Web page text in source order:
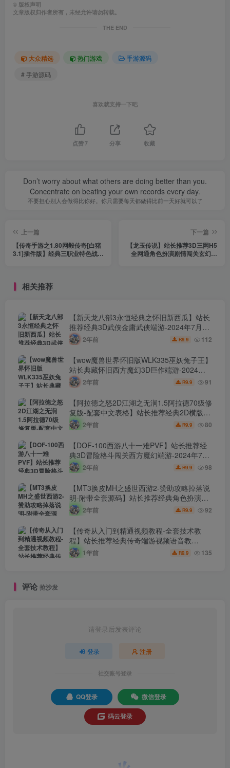
© 版权声明
文章版权归作者所有，未经允许请勿转载。
THE END
大众精选 热门游戏
手游源码
# 手游源码
喜欢就支持一下吧
点赞7 分享 收藏
Don’t worry about what others are doing better than you.
Concentrate on beating your own records every day.
不要担心别人会做得比你好。你只需要每天都做得比前一天好就可以了
上一篇
【传奇手游之1.80网毅传奇[白猪
3.1]插件版】经典三职业特色战神
后台-GM直冲网页后台-安卓苹果
下一篇
【龙玉传说】站长推荐3D三网H5
全网通角色扮演剧情闯关玄幻仙
相关推荐
【新天龙八部3永恒经典之怀旧新西瓜】站长
推荐经典3D武侠金庸武侠端游-2024年7月24
日最新打包Linux服务端源码视频架设教程-完
整PC客户端-配套GM工具！
2年前 R9.9 112
【wow魔兽世界怀旧版WLK335巫妖兔子王】
站长典藏怀旧西方魔幻3D巨作端游-2024年7
月24日最新打包Win服务端源码视频架设教
程-网页注册-GM指令教程-完整PC客户端！
2年前 R9.9 91
【阿拉德之怒2D江湖之无涧1.5阿拉德70级修
复版-配套中文表格】站长推荐经典2D横版闯
关手游-2024年7月24日最新打包Linux服务端
源码视频架设教程-GM总运营WEB管理后台-
新版多功能GM授权后台-安卓苹果IOS双端版
本！
2年前 R9.9 80
【DOF-100西游八十一难PVF】站长推荐经
典3D冒险格斗闯关西方魔幻端游-2024年7月
24日最新打包Linux服务端源码视频架设教
程-等级补丁-配套完整客户端！
2年前 R9.9 98
【MT3换皮MH之盛世西游2-赞助攻略掉落说
明-附带全套源码】站长推荐经典角色扮演类
Q萌卡通剧情任务回合手游-2024年7月20日
最新打包Linux服务端源码视频架设教程-多功
能GM网页后台工具-安卓苹果ios双端版本！
2年前 R9.9 92
【传奇从入门到精通视频教程-全套技术教
程】站长推荐经典传奇端游视频语音教
程-2024年7月20日最新打包整理-0从基础新
手到精通-传奇全套技术教学！
1年前 R9.9 135
评论 抢沙发
请登录后发表评论
登录 注册
社交账号登录
QQ登录 微信登录
码云登录